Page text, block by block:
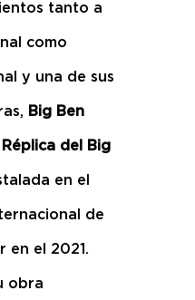
tanto a
como
y una de sus
Big Ben
del Big
en el
de
en el 2021.
obra